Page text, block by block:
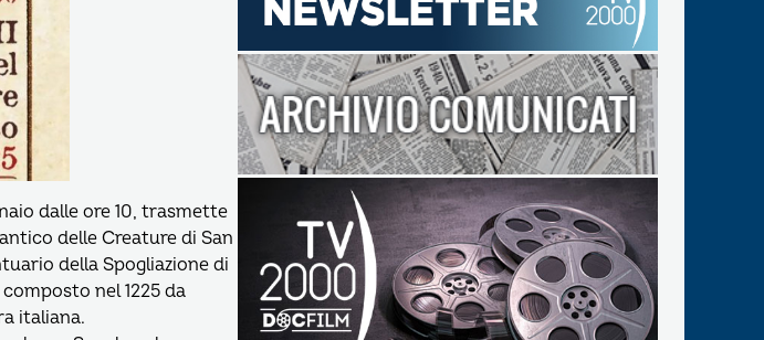
dalle ore 10, trasmette
delle Creature di San
della Spogliazione di
nel 1225 da
italiana.